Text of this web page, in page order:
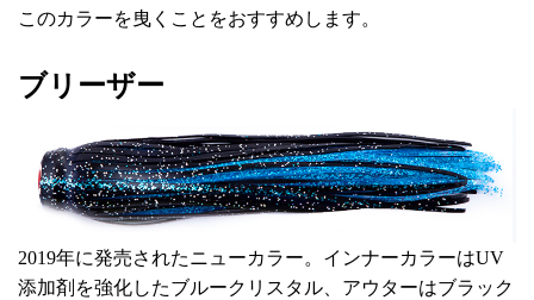
このカラーを曳くことをおすすめします。
ブリーザー
2019年に発売されたニューカラー。インナーカラーはUV
添加剤を強化したブルークリスタル、アウターはブラック